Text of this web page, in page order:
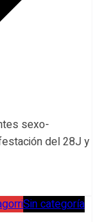
sexo-
del 28J y
Sin categoría